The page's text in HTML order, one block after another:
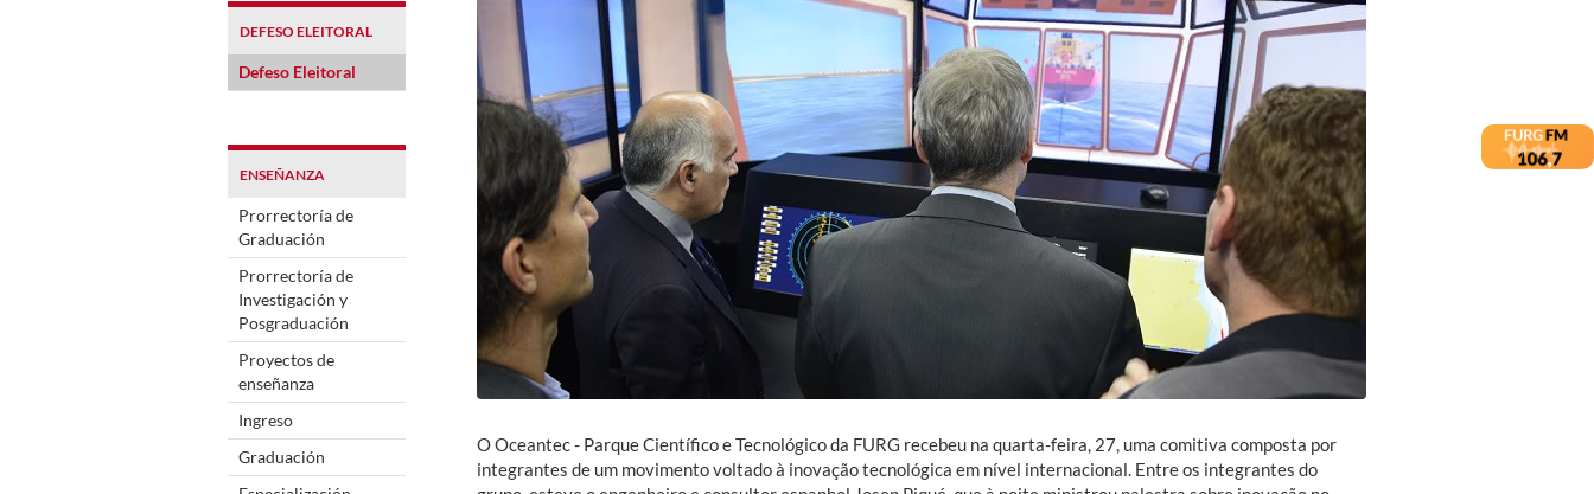
DEFESO ELEITORAL
Defeso Eleitoral
ENSEÑANZA
Prorrectoría de
Graduación
Prorrectoría de
Investigación y
Posgraduación
Proyectos de
enseñanza
Ingreso
Graduación
O Oceantec - Parque Científico e Tecnológico da FURG recebeu na quarta-feira, 27, uma comitiva composta por
integrantes de um movimento voltado à inovação tecnológica em nível internacional. Entre os integrantes do